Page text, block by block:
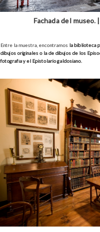
Fachada del museo.
Entre la muestra, encontramos la biblioteca
dibujos originales o la de dibujos de los
fotografía y el Epistolario galdosiano.